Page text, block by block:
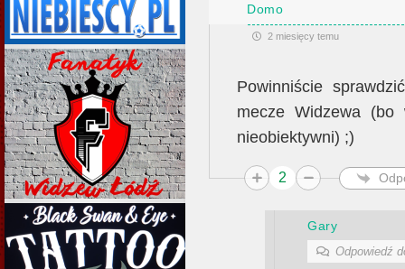
Domo
2 miesięcy temu
Powinniście
mecze Widzewa
nieobiektywni) ;)
2
Gary
Odpowiedź